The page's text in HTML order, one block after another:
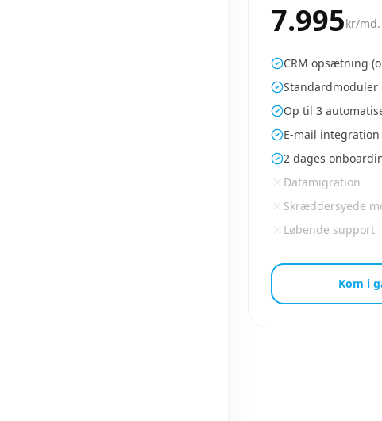
7.995kr/md.
CRM opsætning
Standardmoduler
Op til 3
E-mail integration
2 dages
Datamigration
Skræddersyede
Løbende support
Kom i